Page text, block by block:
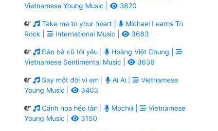
Vietnamese Young Music |
3820
Take me to your heart |
Michael Learns To
Rock |
International Music | 3683
Đàn bà cũ tôi yêu |
Hoàng Việt Chung |
Vietnamese Sentimental Music |
3636
Say một đời vì em | Ai Ai |
Vietnamese
Young Music |
3403
Cánh hoa héo tàn | Mochiii |
Vietnamese
Young Music |
3150